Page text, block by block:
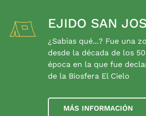
EJIDO SAN
¿Sabias qué...? Fue una
desde la década de los
época en la que fue
de la Biosfera El Cielo
MÁS INFORMACIÓN